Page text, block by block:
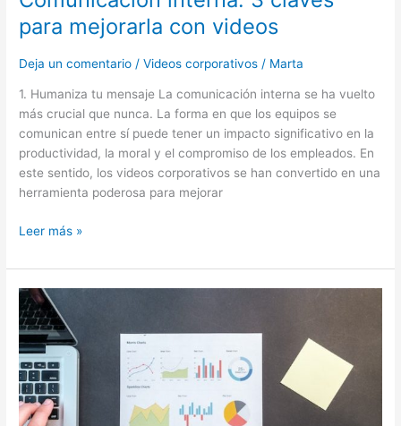
para mejorarla con videos
Deja un comentario /Videos corporativos / Marta
1. Humaniza tu mensaje La comunicación interna se ha vuelto
más crucial que nunca. La forma en que los equipos se
comunican entre sí puede tener un impacto significativo en la
productividad, la moral y el compromiso de los empleados. En
este sentido, los videos corporativos se han convertido en una
herramienta poderosa para mejorar
Leer más »
Estrategia
de
ventas:
5
formas
de
utilizar